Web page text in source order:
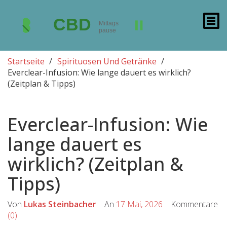
Startseite
Spirituosen Und Getränke
Everclear-Infusion: Wie lange dauert es wirklich?
(Zeitplan & Tipps)
Everclear-Infusion: Wie
lange dauert es
wirklich? (Zeitplan &
Tipps)
Von Lukas Steinbacher An 17 Mai, 2026 Kommentare
(0)